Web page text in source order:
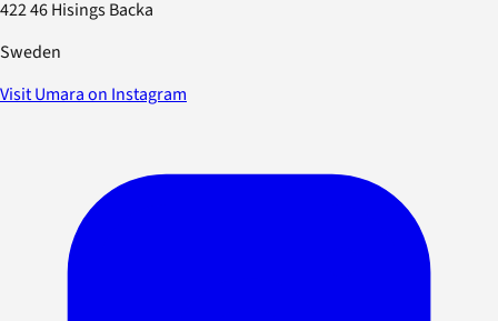
422 46 Hisings Backa
Sweden
Visit Umara on Instagram